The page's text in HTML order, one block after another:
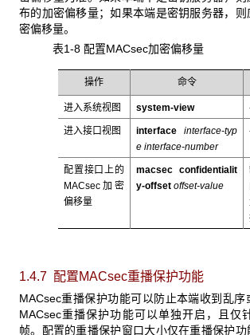
布的加密偏移量；如果本端是密钥服务器，
密偏移量。
表1-8 配置MACsec加密偏移量
操作 命令
进入系统视图 system-view
进入接口视图 interface interface-typ
e interface-number
配置接口上的
MACsec加密
偏移量
macsec confidentialit
y-offsetoffset-value
1.4.7 配置MACsec重播保护功能
MACsec重播保护功能可以防止本端收到乱序
MACsec重播保护功能可以单独开启，且仅
帧。配置的重播保护窗口大小仅在重播保护